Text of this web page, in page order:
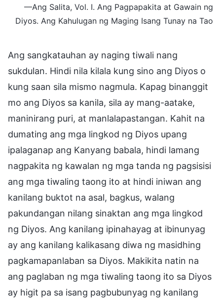
—Ang Salita, Vol. I. Ang Pagpapakita at Gawain ng
Diyos. Ang Kahulugan ng Maging Isang Tunay na Tao
Ang sangkatauhan ay naging tiwali nang
sukdulan. Hindi nila kilala kung sino ang Diyos o
kung saan sila mismo nagmula. Kapag binanggit
mo ang Diyos sa kanila, sila ay mang-aatake,
maninirang puri, at manlalapastangan. Kahit na
dumating ang mga lingkod ng Diyos upang
ipalaganap ang Kanyang babala, hindi lamang
nagpakita ng kawalan ng mga tanda ng pagsisisi
ang mga tiwaling taong ito at hindi iniwan ang
kanilang buktot na asal, bagkus, walang
pakundangan nilang sinaktan ang mga lingkod
ng Diyos. Ang kanilang ipinahayag at ibinunyag
ay ang kanilang kalikasang diwa ng masidhing
pagkamapanlaban sa Diyos. Makikita natin na
ang paglaban ng mga tiwaling taong ito sa Diyos
ay higit pa sa isang pagbubunyag ng kanilang